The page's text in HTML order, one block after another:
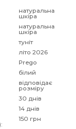
натуральна
шкіра
натуральна
шкіра
туніт
літо 2026
Prego
білий
відповідає
розміру
30 днів
14 днів
150 грн